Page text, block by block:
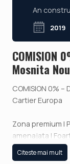
An
2019
COMISION
Mosnita
COMISION 0%
Cartier Europa
Zona premium |
amenajata |
FOXFORT va
Citeste mai mult